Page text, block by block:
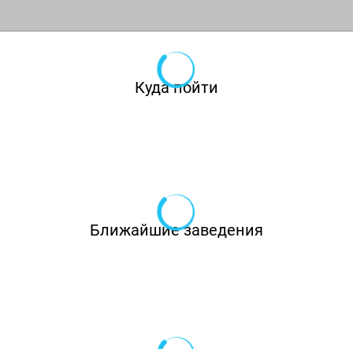
Куда пойти
Ближайшие заведения